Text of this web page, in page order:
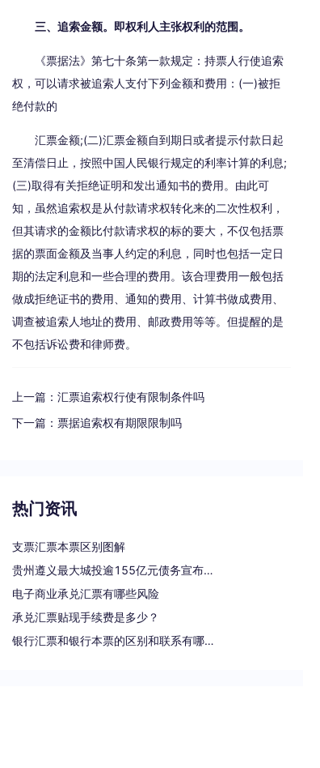
三、追索金额。即权利人主张权利的范围。
《票据法》第七十条第一款规定：持票人行使追索
权，可以请求被追索人支付下列金额和费用：(一)被拒
绝付款的
汇票金额;(二)汇票金额自到期日或者提示付款日起
至清偿日止，按照中国人民银行规定的利率计算的利息;
(三)取得有关拒绝证明和发出通知书的费用。由此可
知，虽然追索权是从付款请求权转化来的二次性权利，
但其请求的金额比付款请求权的标的要大，不仅包括票
据的票面金额及当事人约定的利息，同时也包括一定日
期的法定利息和一些合理的费用。该合理费用一般包括
做成拒绝证书的费用、通知的费用、计算书做成费用、
调查被追索人地址的费用、邮政费用等等。但提醒的是
不包括诉讼费和律师费。
上一篇： 汇票追索权行使有限制条件吗
下一篇： 票据追索权有期限限制吗
热门资讯
支票汇票本票区别图解
贵州遵义最大城投逾155亿元债务宣布重组
电子商业承兑汇票有哪些风险
承兑汇票贴现手续费是多少？
银行汇票和银行本票的区别和联系有哪些（一文读懂支票、本票和汇票的区别）